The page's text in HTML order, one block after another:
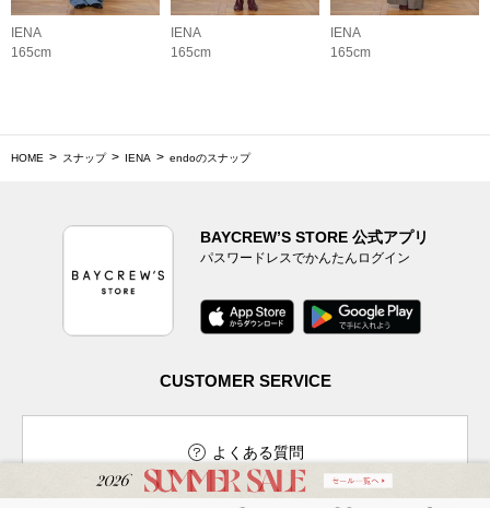
IENA
165cm
IENA
165cm
IENA
165cm
HOME スナップ IENA endoのスナップ
BAYCREW’S STORE 公式アプリ
パスワードレスでかんたんログイン
CUSTOMER SERVICE
よくある質問